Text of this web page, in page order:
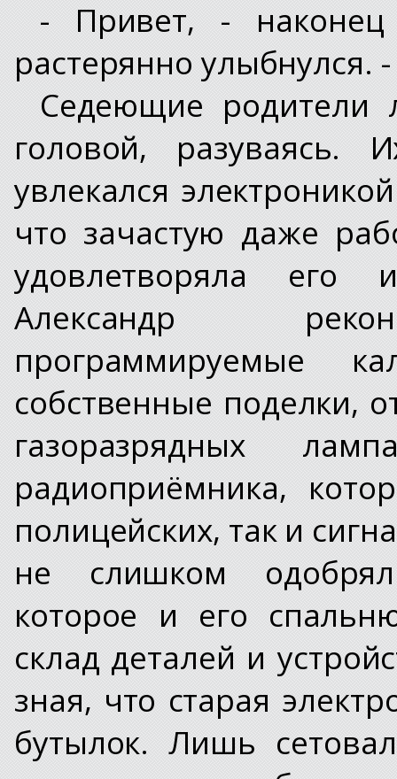
- Привет, -
растерянно улыбнулся.
Седеющие родители
головой, разуваясь.
увлекался
что зачастую даже
удовлетворяла его
Александр
программируемые
собственные поделки,
газоразрядных
радиоприёмника,
полицейских, так и
не слишком
которое и его
склад деталей и
зная, что старая
бутылок. Лишь